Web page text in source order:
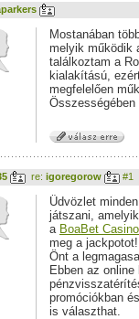
Mostanában
melyik működik
találkoztam a
kialakítású,
megfelelően
re: igoregorow #1
Üdvözlet
játszani,
a BoaBet Casino
meg a
Önt a
Ebben az
promóciókban
is választhat.